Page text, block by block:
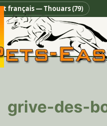
français — Thouars (79)
grive-des-